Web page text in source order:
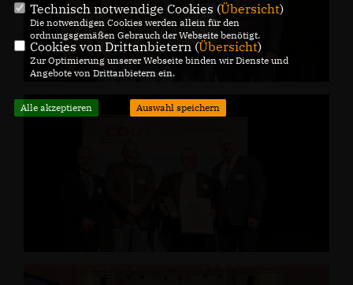
Technisch notwendige Cookies (Übersicht)
Die notwendigen Cookies werden allein für den
ordnungsgemäßen Gebrauch der Webseite benötigt.
Cookies von Drittanbietern (Übersicht)
Zur Optimierung unserer Webseite binden wir Dienste und
Angebote von Drittanbietern ein.
Alle akzeptieren Auswahl speichern